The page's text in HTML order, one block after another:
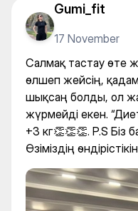
Gumi_fit
17 November
Салмақ тастау өте
өлшеп жейсің,
шықсаң болды, ол
жүрмейді екен.
+3 кг👏👏👏. P.S Біз
Өзіміздің